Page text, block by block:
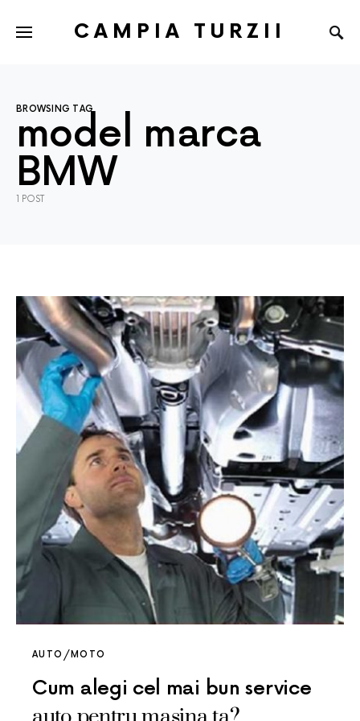
CAMPIA TURZII
BROWSING TAG
model marca
BMW
1 POST
AUTO/MOTO
Cum alegi cel mai bun service